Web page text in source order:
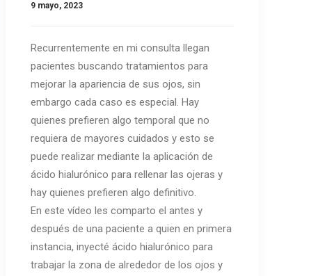
9 mayo, 2023
Recurrentemente en mi consulta llegan
pacientes buscando tratamientos para
mejorar la apariencia de sus ojos, sin
embargo cada caso es especial. Hay
quienes prefieren algo temporal que no
requiera de mayores cuidados y esto se
puede realizar mediante la aplicación de
ácido hialurónico para rellenar las ojeras y
hay quienes prefieren algo definitivo.
En este vídeo les comparto el antes y
después de una paciente a quien en primera
instancia, inyecté ácido hialurónico para
trabajar la zona de alrededor de los ojos y